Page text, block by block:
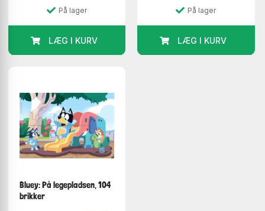
På lager
LÆG I KURV
På lager
LÆG I KURV
Bluey: På legepladsen, 104
brikker